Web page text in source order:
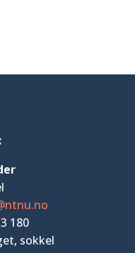
180
sokkel